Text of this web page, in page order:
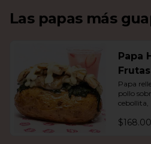
Las papas más
Papa
Papa
pollo
cebollita,
$168.00